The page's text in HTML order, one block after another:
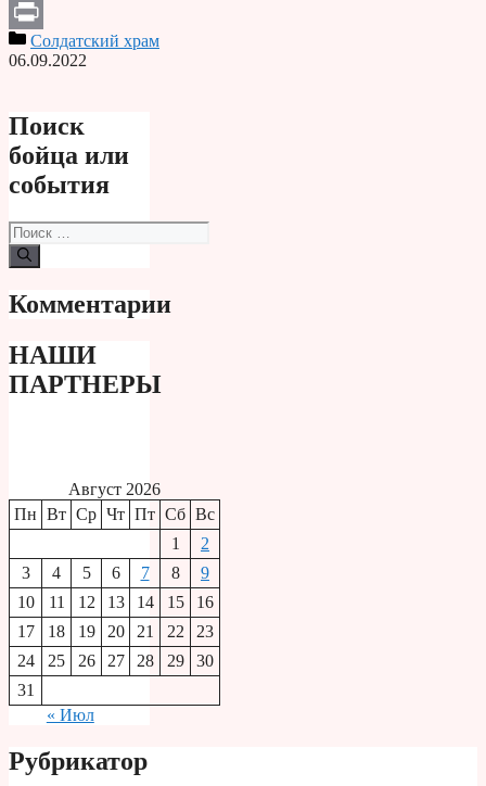
Telegram
PrintСолдатский храм
06.09.2022
Поиск
бойца или
события
Поиск:
Комментарии
НАШИ
ПАРТНЕРЫ
Август 2026
Пн Вт Ср Чт Пт Сб Вс
1
2
3
4 5 6 7 8
9
10
11 12 13 14 15
16
17
18 19 20 21 22
23
24
25 26 27 28 29
30
31
« Июл
Рубрикатор